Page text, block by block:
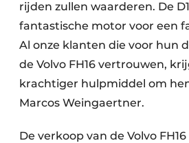
rijden zullen waarderen. De
fantastische motor voor een
Al onze klanten die voor hun
de Volvo FH16 vertrouwen,
krachtiger hulpmiddel om
Marcos Weingaertner.
De verkoop van de Volvo